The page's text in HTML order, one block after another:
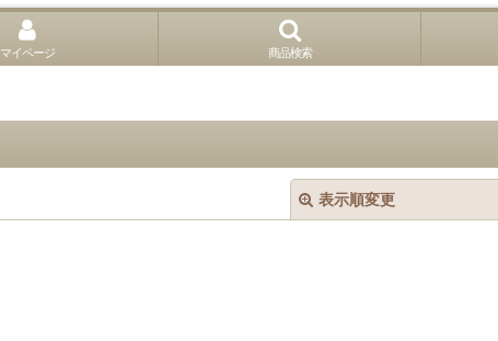
マイページ 商品検索
表示順変更